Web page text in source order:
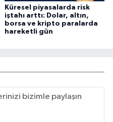
Küresel piyasalarda risk
iştahı arttı: Dolar, altın,
borsa ve kripto paralarda
hareketli gün